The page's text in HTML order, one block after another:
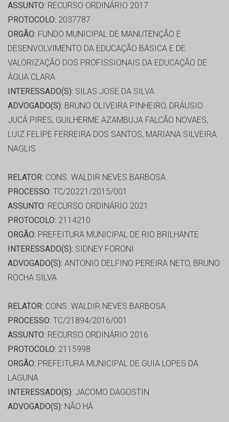
ASSUNTO: RECURSO ORDINÁRIO 2017
PROTOCOLO: 2037787
ORGÃO: FUNDO MUNICIPAL DE MANUTENÇÃO E
DESENVOLVIMENTO DA EDUCAÇÃO BÁSICA E DE
VALORIZAÇÃO DOS PROFISSIONAIS DA EDUCAÇÃO DE
ÁGUA CLARA
INTERESSADO(S): SILAS JOSE DA SILVA
ADVOGADO(S): BRUNO OLIVEIRA PINHEIRO, DRÁUSIO
JUCÁ PIRES, GUILHERME AZAMBUJA FALCÃO NOVAES,
LUIZ FELIPE FERREIRA DOS SANTOS, MARIANA SILVEIRA
NAGLIS
RELATOR: CONS. WALDIR NEVES BARBOSA
PROCESSO: TC/20221/2015/001
ASSUNTO: RECURSO ORDINÁRIO 2021
PROTOCOLO: 2114210
ORGÃO: PREFEITURA MUNICIPAL DE RIO BRILHANTE
INTERESSADO(S): SIDNEY FORONI
ADVOGADO(S): ANTONIO DELFINO PEREIRA NETO, BRUNO
ROCHA SILVA
RELATOR: CONS. WALDIR NEVES BARBOSA
PROCESSO: TC/21894/2016/001
ASSUNTO: RECURSO ORDINÁRIO 2016
PROTOCOLO: 2115998
ORGÃO: PREFEITURA MUNICIPAL DE GUIA LOPES DA
LAGUNA
INTERESSADO(S): JACOMO DAGOSTIN
ADVOGADO(S): NÃO HÁ